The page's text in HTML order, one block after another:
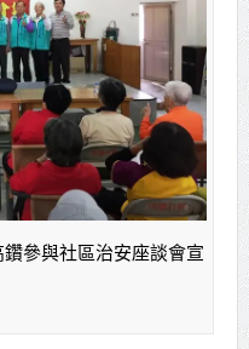
跑 高雄147論壇
前完成海豚颱
參與社區治安座談會宣